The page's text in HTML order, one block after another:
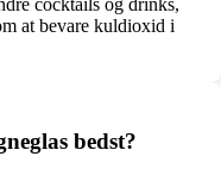
at bevare kuldioxid i
bedst?